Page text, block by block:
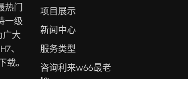
热门
一级
广大
、
载。
项目展示
新闻中心
服务类型
咨询利来w66最老
牌